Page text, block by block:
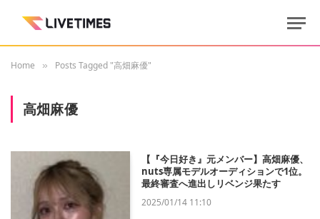
Home » Posts Tagged "高畑麻優"
高畑麻優
【『今日好き』元メンバー】高畑麻優、
nuts専属モデルオーディションで1位。
最終審査へ進出しリベンジ果たす
2025/01/14 11:10